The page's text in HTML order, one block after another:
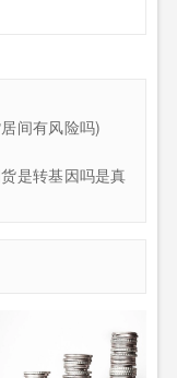
间有风险吗)
是转基因吗是真